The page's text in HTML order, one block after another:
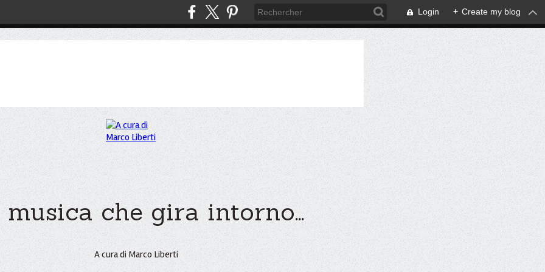
Login + Create my blog
che gira intorno...
A cura di Marco Liberti